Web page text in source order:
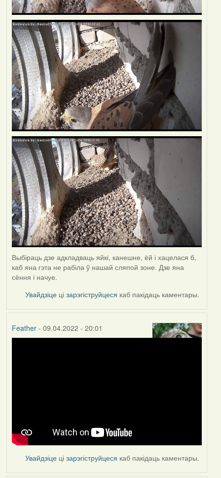
Выбіраць дзе адкладваць яйкі, канешне, ёй і хацелася б,
каб яна гэта не рабіла ў нашай сляпой зоне. Дзе яна
сёння і начуе.
Увайдзіце цізарэгіструйцеся каб пакідаць каментары.
Feather- 09.04.2022 - 20:01
Увайдзіце цізарэгіструйцеся каб пакідаць каментары.